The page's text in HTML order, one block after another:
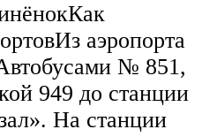
аэропорта
№ 851,
949 до станции
На станции